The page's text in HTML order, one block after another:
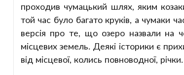
проходив чумацький шлях, яким
той час було багато круків, а чумаки
версія про те, що озеро назвали на
місцевих земель. Деякі історики є
від місцевої, колись повноводної, річки.